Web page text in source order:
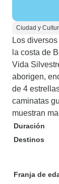
Ciudad y
Los
la costa de
Vida
aborigen,
de 4
caminatas
muestran
Duración
Destinos
Franja de